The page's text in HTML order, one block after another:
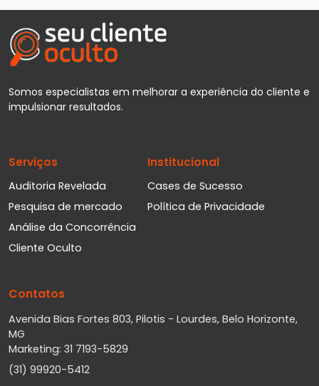
Somos especialistas em melhorar a experiência do cliente e
impulsionar resultados.
Serviços
Auditoria Revelada
Pesquisa de mercado
Análise da Concorrência
Cliente Oculto
Institucional
Cases de Sucesso
Política de Privacidade
Contatos
Avenida Bias Fortes 803, Pilotis - Lourdes, Belo Horizonte,
MG
Marketing: 31 7193-5829
(31) 99920-5412